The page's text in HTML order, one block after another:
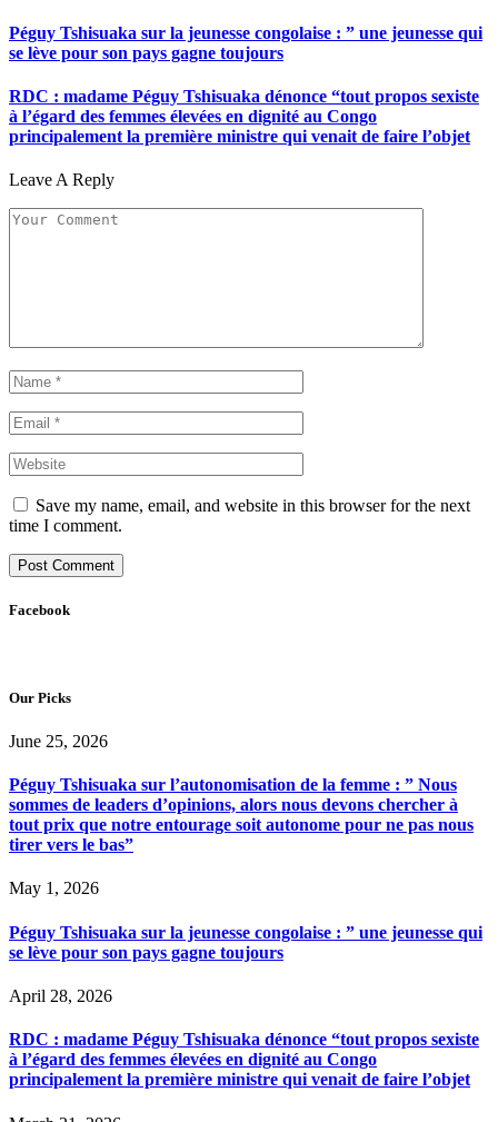
Péguy Tshisuaka sur la jeunesse congolaise : ” une jeunesse qui
se lève pour son pays gagne toujours
RDC : madame Péguy Tshisuaka dénonce “tout propos sexiste
à l’égard des femmes élevées en dignité au Congo
principalement la première ministre qui venait de faire l’objet
Leave A Reply
Save my name, email, and website in this browser for the next
time I comment.
Facebook
Our Picks
June 25, 2026
Péguy Tshisuaka sur l’autonomisation de la femme : ” Nous
sommes de leaders d’opinions, alors nous devons chercher à
tout prix que notre entourage soit autonome pour ne pas nous
tirer vers le bas”
May 1, 2026
Péguy Tshisuaka sur la jeunesse congolaise : ” une jeunesse qui
se lève pour son pays gagne toujours
April 28, 2026
RDC : madame Péguy Tshisuaka dénonce “tout propos sexiste
à l’égard des femmes élevées en dignité au Congo
principalement la première ministre qui venait de faire l’objet